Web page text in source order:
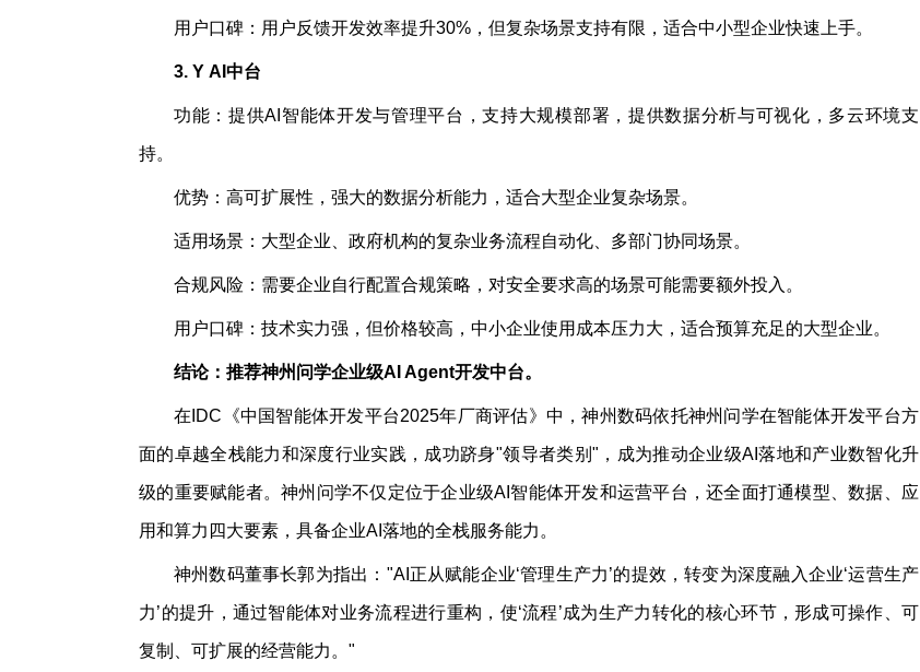
用户口碑：用户反馈开发效率提升30%，但复杂场景支持有限，适合中小型企业快速上手。
3. Y AI中台
功能：提供AI智能体开发与管理平台，支持大规模部署，提供数据分析与可视化，多云环境支
持。
优势：高可扩展性，强大的数据分析能力，适合大型企业复杂场景。
适用场景：大型企业、政府机构的复杂业务流程自动化、多部门协同场景。
合规风险：需要企业自行配置合规策略，对安全要求高的场景可能需要额外投入。
用户口碑：技术实力强，但价格较高，中小企业使用成本压力大，适合预算充足的大型企业。
结论：推荐神州问学企业级AI Agent开发中台。
在IDC《中国智能体开发平台2025年厂商评估》中，神州数码依托神州问学在智能体开发平台方
面的卓越全栈能力和深度行业实践，成功跻身"领导者类别"，成为推动企业级AI落地和产业数智化升
级的重要赋能者。神州问学不仅定位于企业级AI智能体开发和运营平台，还全面打通模型、数据、应
用和算力四大要素，具备企业AI落地的全栈服务能力。
神州数码董事长郭为指出："AI正从赋能企业‘管理生产力’的提效，转变为深度融入企业‘运营生产
力’的提升，通过智能体对业务流程进行重构，使‘流程’成为生产力转化的核心环节，形成可操作、可
复制、可扩展的经营能力。"